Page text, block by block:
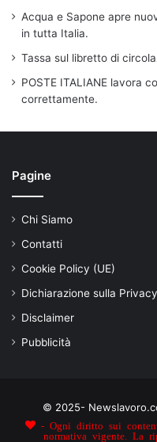
Acqua e Sapone apre
in tutta Italia.
Tassa sul libretto di
POSTE ITALIANE lavora
correttamente.
Pagine
Chi Siamo
Contatti
Cookie Policy (UE)
Dichiarazione sulla
Disclaimer
Pubblicità
© 2025-
- Ogni diritto sui
normativa vigente. La